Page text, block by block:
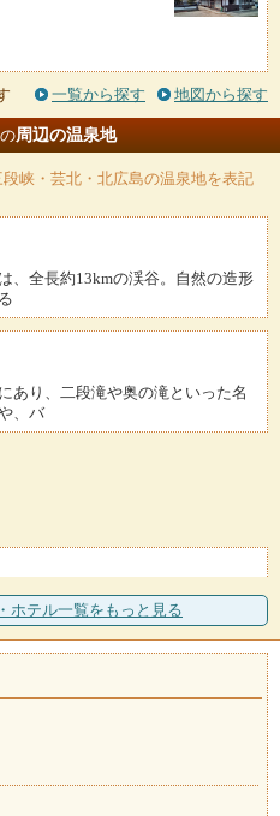
一覧から探す 地図から探す
周辺の温泉地
峡・芸北・北広島の温泉地を表記
、全長約13kmの渓谷。自然の造形
あり、二段滝や奥の滝といった名
、バ
無色透明の湯。神経痛、リウマ
果があ
ホテル一覧をもっと見る